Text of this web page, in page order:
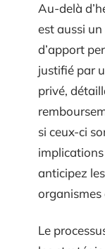
Au-delà
est aussi
d’apport
justifié par
privé,
si ceux-ci
anticipez
organismes
Le